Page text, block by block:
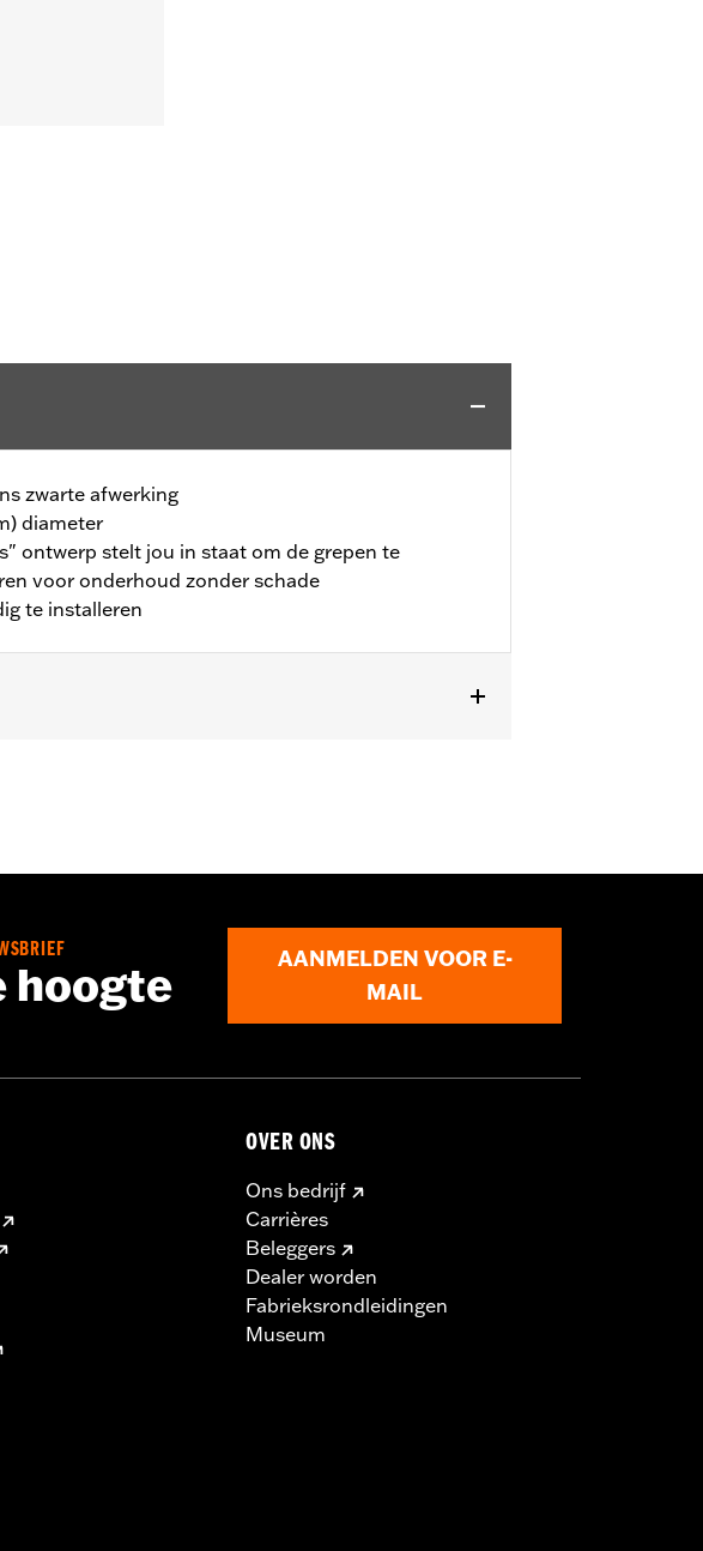
zwarte afwerking
diameter
ontwerp stelt jou in staat om de grepen te
voor onderhoud zonder schade
te installeren
hoogte
AANMELDEN VOOR E-
MAIL
OVER ONS
Ons bedrijf
Carrières
Beleggers
Dealer worden
Fabrieksrondleidingen
Museum